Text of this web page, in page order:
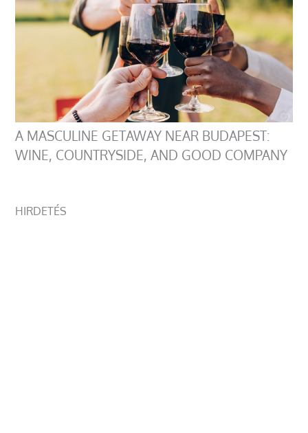
A MASCULINE GETAWAY NEAR BUDAPEST:
WINE, COUNTRYSIDE, AND GOOD COMPANY
HIRDETÉS